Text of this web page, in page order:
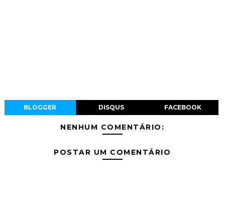
BLOGGER DISQUS FACEBOOK
NENHUM COMENTÁRIO:
POSTAR UM COMENTÁRIO